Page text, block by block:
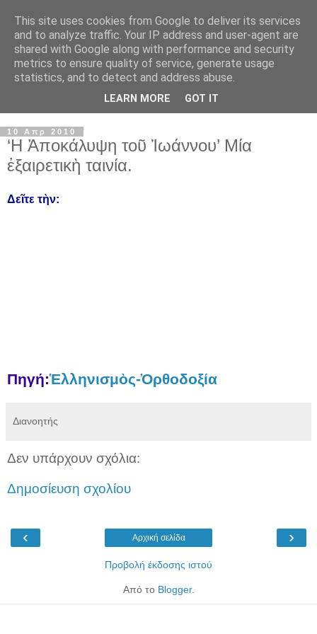
10 Απρ 2010
‘Η Ἀποκάλυψη τοῦ Ἰωάννου’ Μία
ἐξαιρετικὴ ταινία.
Δεῖτε τὴν:
Πηγή:Ἑλληνισμὸς-Ὀρθοδοξία
Διανοητής
Δεν υπάρχουν σχόλια:
Δημοσίευση σχολίου
‹ ›
Αρχική σελίδα
Προβολή έκδοσης ιστού
Από το Blogger.
This site uses cookies from Google to deliver its services
and to analyze traffic. Your IP address and user-agent are
shared with Google along with performance and security
metrics to ensure quality of service, generate usage
statistics, and to detect and address abuse.
LEARN MORE GOT IT